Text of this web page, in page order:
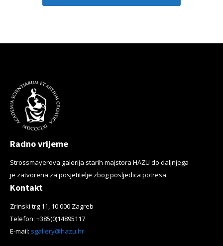
Radno vrijeme
Strossmayerova galerija starih majstora HAZU do daljnjega
je zatvorena za posjetitelje zbog posljedica potresa.
Kontakt
Zrinski trg 11, 10 000 Zagreb
Telefon: +385(0)14895117
E-mail: sgallery@hazu.hr